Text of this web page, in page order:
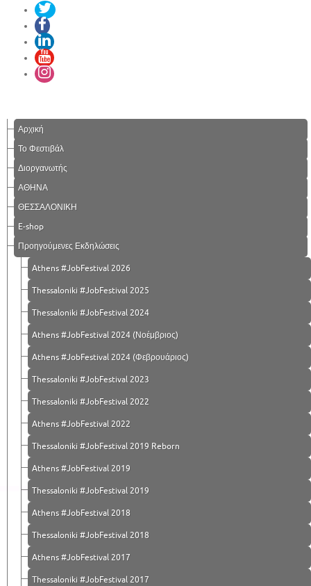
Αρχική
Το Φεστιβάλ
Διοργανωτής
ΑΘΗΝΑ
ΘΕΣΣΑΛΟΝΙΚΗ
E-shop
Προηγούμενες Εκδηλώσεις
Athens #JobFestival 2026
Thessaloniki #JobFestival 2025
Thessaloniki #JobFestival 2024
Athens #JobFestival 2024 (Νοέμβριος)
Athens #JobFestival 2024 (Φεβρουάριος)
Thessaloniki #JobFestival 2023
Thessaloniki #JobFestival 2022
Athens #JobFestival 2022
Thessaloniki #JobFestival 2019 Reborn
Athens #JobFestival 2019
Thessaloniki #JobFestival 2019
Athens #JobFestival 2018
Thessaloniki #JobFestival 2018
Athens #JobFestival 2017
Τhessaloniki #JobFestival 2017